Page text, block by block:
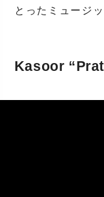
とったミュージ
Kasoor